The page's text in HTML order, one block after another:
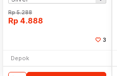
Rp5.288
Rp 4.888
3
Depok